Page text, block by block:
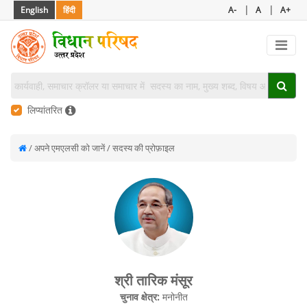
English हिंदी A- | A | A+
लिप्यांतरित
/ अपने एमएलसी को जानें / सदस्य की प्रोफ़ाइल
श्री तारिक मंसूर
चुनाव क्षेत्र:मनोनीत